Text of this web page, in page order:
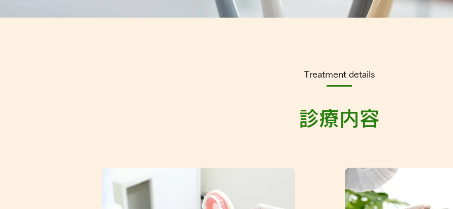
Treatment details
診療内容